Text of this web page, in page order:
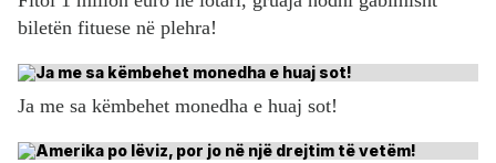
biletën fituese në plehra!
Ja me sa këmbehet monedha e huaj sot!